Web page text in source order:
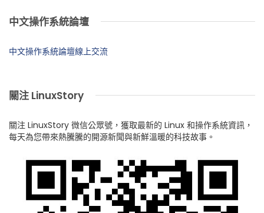
中文操作系統論壇
中文操作系統論壇線上交流
關注 LinuxStory
關注 LinuxStory 微信公眾號，獲取最新的 Linux 和操作系統資訊，
每天為您帶來熱騰騰的開源新聞與新鮮溫暖的科技故事。